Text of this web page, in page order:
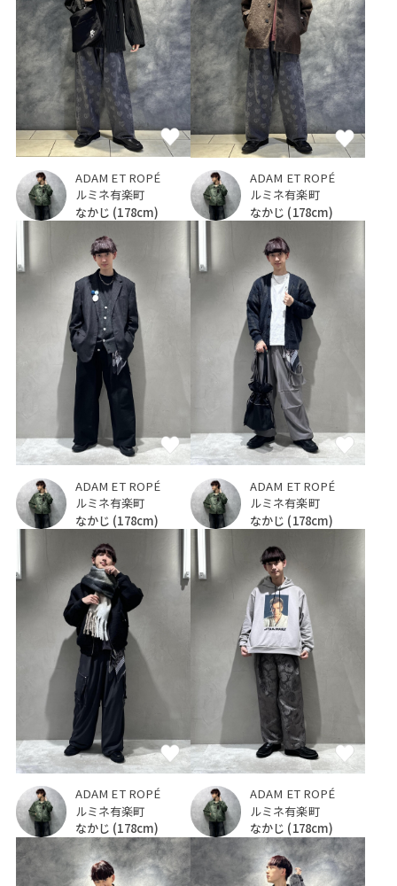
ADAM ET ROPÉ
ルミネ有楽町
なかじ (178cm)
ADAM ET ROPÉ
ルミネ有楽町
なかじ (178cm)
ADAM ET ROPÉ
ルミネ有楽町
なかじ (178cm)
ADAM ET ROPÉ
ルミネ有楽町
なかじ (178cm)
ADAM ET ROPÉ
ルミネ有楽町
なかじ (178cm)
ADAM ET ROPÉ
ルミネ有楽町
なかじ (178cm)